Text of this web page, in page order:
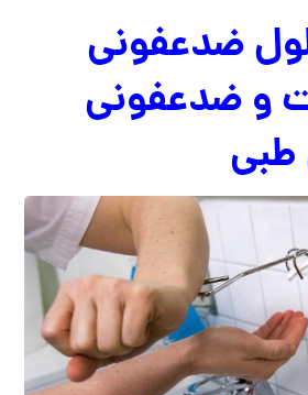
ضدعفونی
و ضدعفونی
طبی